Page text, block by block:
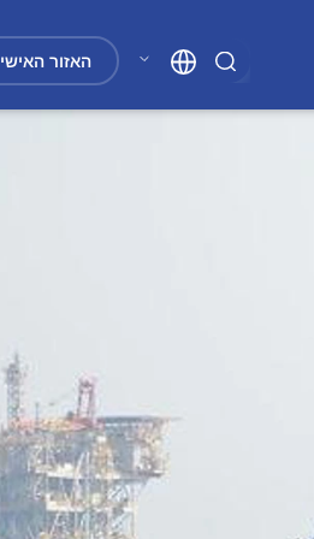
האזור האישי "חפשו במרכז דדו
חפשו